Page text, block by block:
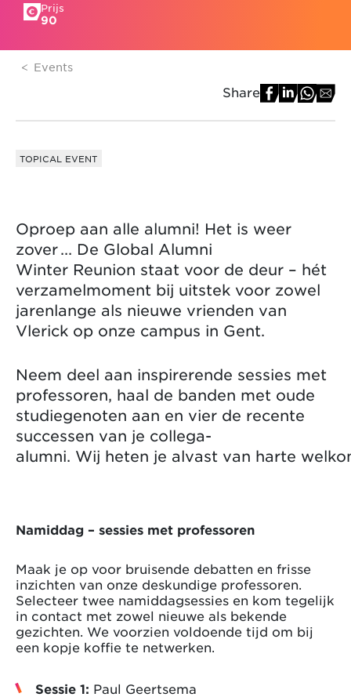
Prijs
90
Events
Share
TOPICAL EVENT
Oproep aan alle alumni! Het is weer
zover ... De Global Alumni
Winter Reunion staat voor de deur – hét
verzamelmoment bij uitstek voor zowel
jarenlange als nieuwe vrienden van
Vlerick op onze campus in Gent.
Neem deel aan inspirerende sessies met
professoren, haal de banden met oude
studiegenoten aan en vier de recente
successen van je collega-
alumni. Wij heten je alvast van harte
Namiddag – sessies met professoren
Maak je op voor bruisende debatten en frisse
inzichten van onze deskundige professoren.
Selecteer twee namiddagsessies en kom tegelijk
in contact met zowel nieuwe als bekende
gezichten. We voorzien voldoende tijd om bij
een kopje koffie te netwerken.
Sessie 1: Paul Geertsema